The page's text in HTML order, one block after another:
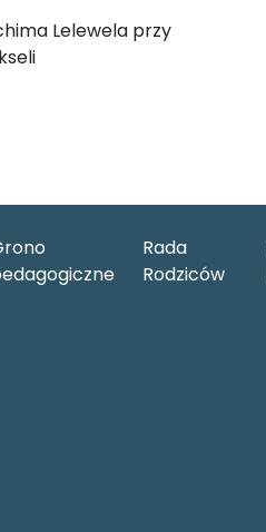
Lelewela przy
Rada
Rodziców